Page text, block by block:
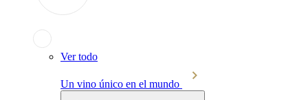
Ver todo
Un vino único en el mundo